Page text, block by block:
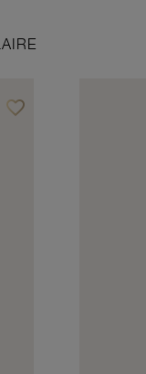
favorite_borderAjouter à vos favoris